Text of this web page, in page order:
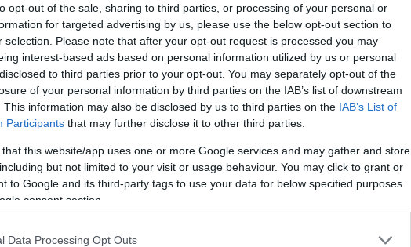
opt-out of the sale, sharing to third parties, or processing of your personal or
for targeted advertising by us, please use the below opt-out section to
selection. Please note that after your opt-out request is processed you may
interest-based ads based on personal information utilized by us or personal
to third parties prior to your opt-out. You may separately opt-out of the
of your personal information by third parties on the IAB’s list of downstream
This information may also be disclosed by us to third parties on the IAB’s List of
Participants that may further disclose it to other third parties.
that this website/app uses one or more Google services and may gather and store
but not limited to your visit or usage behaviour. You may click to grant or
to Google and its third-party tags to use your data for below specified purposes
consent section.
Data Processing Opt Outs
2017 και
ο ΣΕΒ.